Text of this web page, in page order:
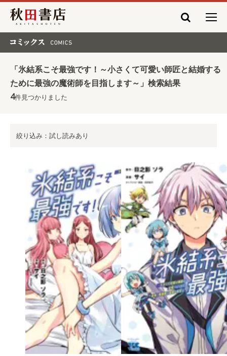
秋田書店
「氷結系こそ最強です！～小さくて可愛い師匠と結婚する
ために最強の魔術師を目指します～」検索結果
4件見つかりました
絞り込み：試し読みあり